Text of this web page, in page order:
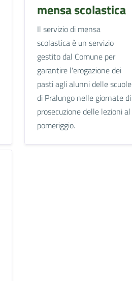
mensa scolastica
Il servizio di mensa
scolastica è un servizio
gestito dal Comune per
garantire l'erogazione dei
pasti agli alunni delle scuole
di Pralungo nelle giornate di
prosecuzione delle lezioni al
pomeriggio.